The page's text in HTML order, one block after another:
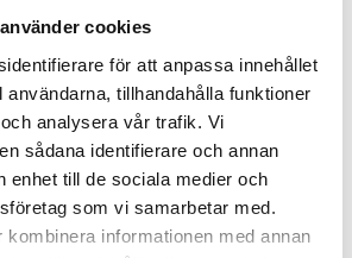
cookies
för att anpassa innehållet
användarna, tillhandahålla funktioner
analysera vår trafik. Vi
sådana identifierare och annan
enhet till de sociala medier och
som vi samarbetar med.
informationen med annan
Byrå AB
konsulter